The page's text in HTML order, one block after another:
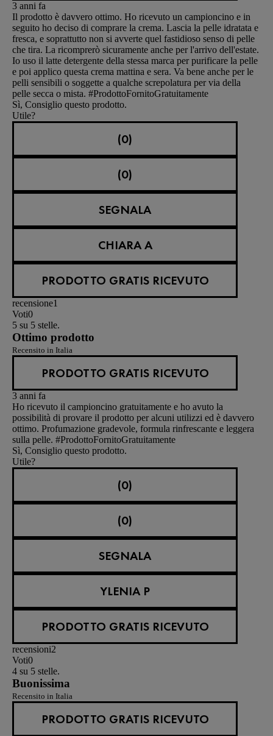
3 anni fa
Il prodotto è davvero ottimo. Ho ricevuto un campioncino e in
seguito ho deciso di comprare la crema. Lascia la pelle idratata e
fresca, e soprattutto non si avverte quel fastidioso senso di pelle
che tira. La ricomprerò sicuramente anche per l'arrivo dell'estate.
Io uso il latte detergente della stessa marca per purificare la pelle
e poi applico questa crema mattina e sera. Va bene anche per le
pelli sensibili o soggette a qualche screpolatura per via della
pelle secca o mista. #ProdottoFornitoGratuitamente
Sì, Consiglio questo prodotto.
Utile?
(0)
(0)
SEGNALA
CHIARA A
PRODOTTO GRATIS RICEVUTO
recensione1
Voti0
5 su 5 stelle.
Ottimo prodotto
Recensito in Italia
PRODOTTO GRATIS RICEVUTO
3 anni fa
Ho ricevuto il campioncino gratuitamente e ho avuto la
possibilità di provare il prodotto per alcuni utilizzi ed è davvero
ottimo. Profumazione gradevole, formula rinfrescante e leggera
sulla pelle. #ProdottoFornitoGratuitamente
Sì, Consiglio questo prodotto.
Utile?
(0)
(0)
SEGNALA
YLENIA P
PRODOTTO GRATIS RICEVUTO
recensioni2
Voti0
4 su 5 stelle.
Buonissima
Recensito in Italia
PRODOTTO GRATIS RICEVUTO